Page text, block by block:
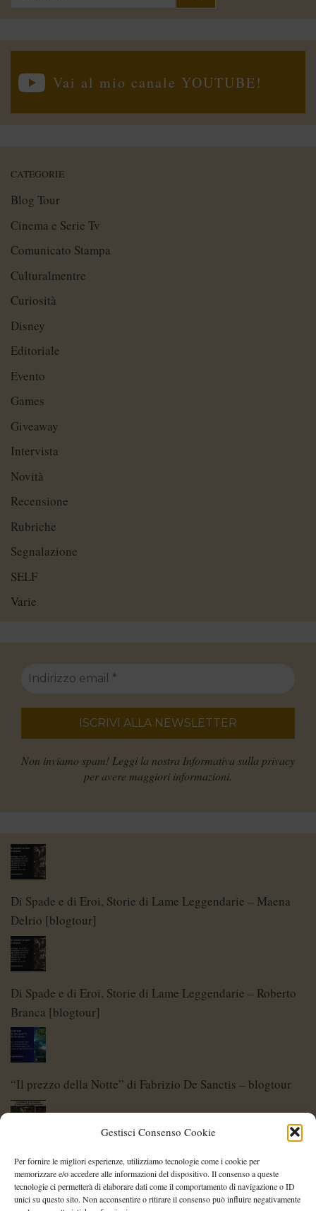
Gestisci Consenso Cookie
Per fornire le migliori esperienze, utilizziamo tecnologie come i cookie per
memorizzare e/o accedere alle informazioni del dispositivo. Il consenso a queste
tecnologie ci permetterà di elaborare dati come il comportamento di navigazione o ID
unici su questo sito. Non acconsentire o ritirare il consenso può influire negativamente
Vai al mio canale YOUTUBE!
CATEGORIE
Blog Tour
Cinema e Serie Tv
Comunicato Stampa
Culturalmentre
Curiosità
Disney
Editoriale
Evento
Games
Giveaway
Intervista
Novità
Recensione
Rubriche
Segnalazione
SELF
Varie
Non inviamo spam! Leggi la nostra Informativa sulla privacy
per avere maggiori informazioni.
Di Spade e di Eroi, Storie di Lame Leggendarie – Maena
Delrio [blogtour]
Di Spade e di Eroi, Storie di Lame Leggendarie – Roberto
Branca [blogtour]
“Il prezzo della Notte” di Fabrizio De Sanctis – blogtour
Di Spade e di Eroi – Storie di Lame Leggendarie